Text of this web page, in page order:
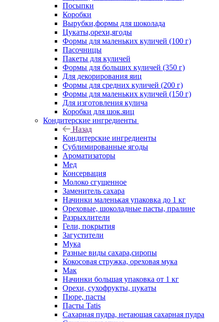
Посыпки
Коробки
Вырубки,формы для шоколада
Цукаты,орехи,ягоды
Формы для маленьких куличей (100 г)
Пасочницы
Пакеты для куличей
Формы для больших куличей (350 г)
Для декорирования яиц
Формы для средних куличей (200 г)
Формы для маленьких куличей (150 г)
Для изготовления кулича
Коробки для шок.яиц
Кондитерские ингредиенты
Назад
Кондитерские ингредиенты
Сублимированные ягоды
Ароматизаторы
Мед
Консервация
Молоко сгущенное
Заменитель сахара
Начинки маленькая упаковка до 1 кг
Ореховые, шоколадные пасты, пралине
Разрыхлители
Гели, покрытия
Загустители
Мука
Разные виды сахара,сиропы
Кокосовая стружка, ореховая мука
Мак
Начинки большая упаковка от 1 кг
Орехи, сухофрукты, цукаты
Пюре, пасты
Пасты Tatis
Сахарная пудра, нетающая сахарная пудра